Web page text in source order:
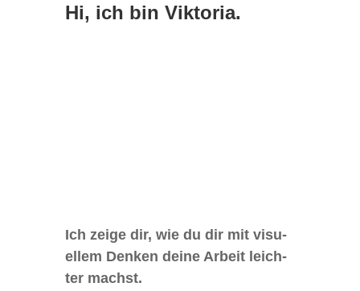
Hi, ich bin Viktoria.
Ich zeige dir, wie du dir mit visu­
el­lem Den­ken deine Arbeit leich­
ter machst.